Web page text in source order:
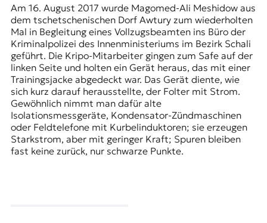
d
i
e
n
k
o
m
p
e
t
e
n
z
Am 16. August 2017 wurde Magomed-Ali Meshidow aus
dem tschetschenischen Dorf Awtury zum wiederholten
Mal in Begleitung eines Vollzugsbeamten ins Büro der
Kriminalpolizei des Innenministeriums im Bezirk Schali
geführt. Die Kripo-Mitarbeiter gingen zum Safe auf der
linken Seite und holten ein Gerät heraus, das mit einer
Trainingsjacke abgedeckt war. Das Gerät diente, wie
sich kurz darauf herausstellte, der Folter mit Strom.
Gewöhnlich nimmt man dafür alte
Isolationsmessgeräte, Kondensator-Zündmaschinen
oder Feldtelefone mit Kurbelinduktoren; sie erzeugen
Starkstrom, aber mit geringer Kraft; Spuren bleiben
fast keine zurück, nur schwarze Punkte.